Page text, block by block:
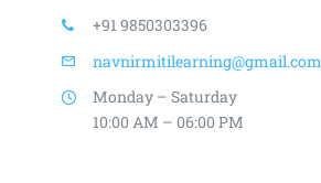
+91 9850303396
navnirmitilearning@gmail.com
Monday – Saturday
10:00 AM – 06:00 PM